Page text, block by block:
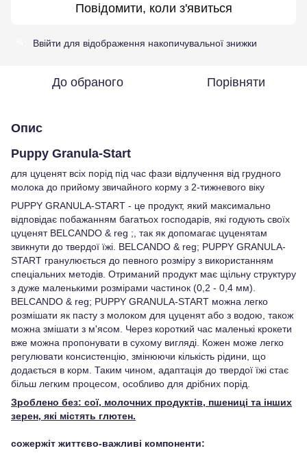
Повідомити, коли з'явиться
Ввійти для відображення накопичувальної знижки
До обраного Порівняти
Опис
Puppy Granula-Start
для цуценят всіх порід під час фази відлучення від грудного
молока до прийому звичайного корму з 2-тижневого віку
PUPPY GRANULA-START - це продукт, який максимально
відповідає побажанням багатьох господарів, які годують своїх
цуценят BELCANDO & reg ;, так як допомагає цуценятам
звикнути до твердої їжі. BELCANDO & reg; PUPPY GRANULA-
START гранулюється до певного розміру з використанням
спеціальних методів. Отриманий продукт має щільну структуру
з дуже маленькими розмірами частинок (0,2 - 0,4 мм).
BELCANDO & reg; PUPPY GRANULA-START можна легко
розмішати як пасту з молоком для цуценят або з водою, також
можна змішати з м'ясом. Через короткий час маленькі крокети
вже можна пропонувати в сухому вигляді. Кожен може легко
регулювати консистенцію, змінюючи кількість рідини, що
додається в корм. Таким чином, адаптація до твердої їжі стає
більш легким процесом, особливо для дрібних порід.
Зроблено без: сої, молочних продуктів, пшениці та інших
зерен, які містять глютен.
сожержіт життєво-важливі компоненти: